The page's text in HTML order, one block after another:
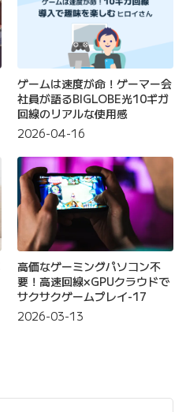
ゲームは速度が命！ゲーマー会
社員が語るBIGLOBE光10ギガ
回線のリアルな使用感
2026-04-16
高価なゲーミングパソコン不
要！高速回線×GPUクラウドで
サクサクゲームプレイ-17
2026-03-13